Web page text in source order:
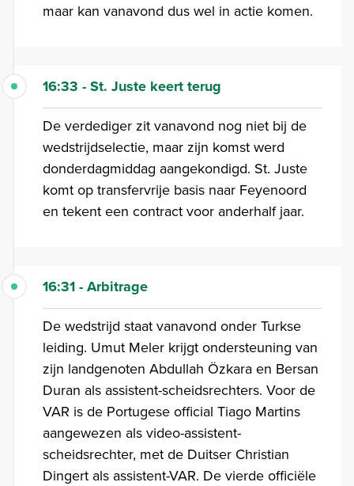
maar kan vanavond dus wel in actie komen.
16:33 - St. Juste keert terug
De verdediger zit vanavond nog niet bij de
wedstrijdselectie, maar zijn komst werd
donderdagmiddag aangekondigd. St. Juste
komt op transfervrije basis naar Feyenoord
en tekent een contract voor anderhalf jaar.
16:31 - Arbitrage
De wedstrijd staat vanavond onder Turkse
leiding. Umut Meler krijgt ondersteuning van
zijn landgenoten Abdullah Özkara en Bersan
Duran als assistent-scheidsrechters. Voor de
VAR is de Portugese official Tiago Martins
aangewezen als video-assistent-
scheidsrechter, met de Duitser Christian
Dingert als assistent-VAR. De vierde officiële